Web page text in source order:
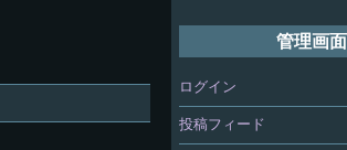
管理画面
ログイン
投稿フィード